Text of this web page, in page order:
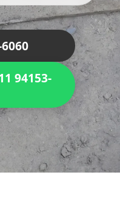
94153-